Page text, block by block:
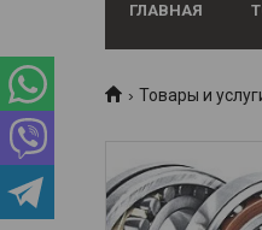
ГЛАВНАЯ
Товары и